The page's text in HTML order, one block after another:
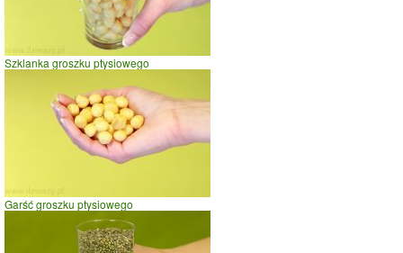
Szklanka groszku ptysiowego
Garść groszku ptysiowego